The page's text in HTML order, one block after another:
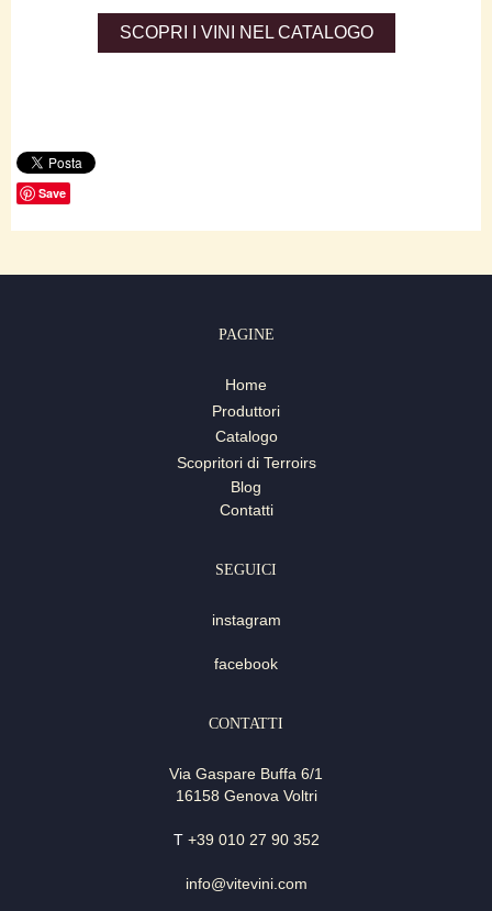
SCOPRI I VINI NEL CATALOGO
Save
PAGINE
Home
Produttori
Catalogo
Scopritori di Terroirs
Blog
Contatti
SEGUICI
instagram
facebook
CONTATTI
Via Gaspare Buffa 6/1
16158 Genova Voltri
T +39 010 27 90 352
info@vitevini.com